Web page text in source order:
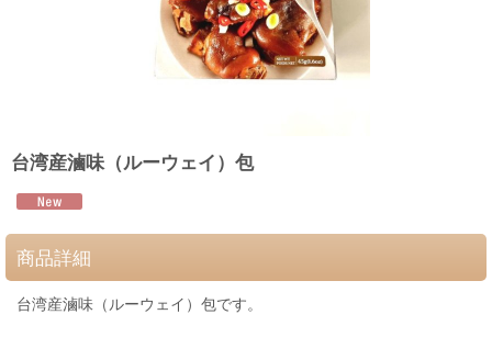
台湾産滷味（ルーウェイ）包
商品詳細
台湾産滷味（ルーウェイ）包です。